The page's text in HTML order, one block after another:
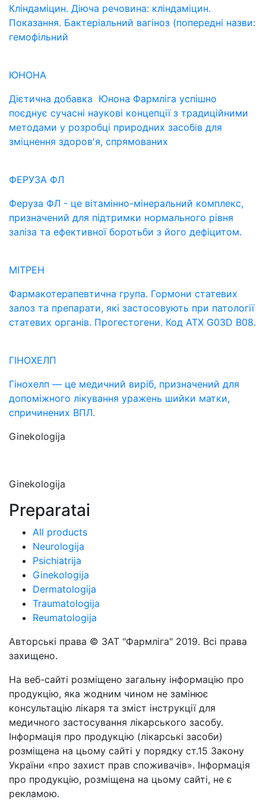
Кліндаміцин. Діюча речовина: кліндаміцин.
Показання. Бактеріальний вагіноз (попередні назви:
гемофільний
ЮНОНА
Дієтична добавка Юнона Фармліга успішно
поєднує сучасні наукові концепції з традиційними
методами у розробці природних засобів для
зміцнення здоров'я, спрямованих
ФЕРУЗА ФЛ
Феруза ФЛ - це вітамінно-мінеральний комплекс,
призначений для підтримки нормального рівня
заліза та ефективної боротьби з його дефіцитом.
МІТРЕН
Фармакотерапевтична група. Гормони статевих
залоз та препарати, які застосовують при патології
статевих органів. Прогестогени. Код АТХ G03D B08.
ГІНОХЕЛП
Гінохелп — це медичний виріб, призначений для
допоміжного лікування уражень шийки матки,
спричинених ВПЛ.
Ginekologija
Ginekologija
Preparatai
All products
Neurologija
Psichiatrija
Ginekologija
Dermatologija
Traumatologija
Reumatologija
Авторські права © ЗАТ "Фармліга" 2019. Всі права
захищено.
На веб-сайті розміщено загальну інформацію про
продукцію, яка жодним чином не замінює
консультацію лікаря та зміст інструкції для
медичного застосування лікарського засобу.
Інформація про продукцію (лікарські засоби)
розміщена на цьому сайті у порядку ст.15 Закону
України «про захист прав споживачів». Інформація
про продукцію, розміщена на цьому сайті, не є
рекламою.